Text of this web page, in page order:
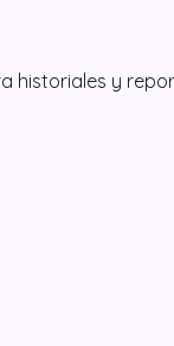
historiales y